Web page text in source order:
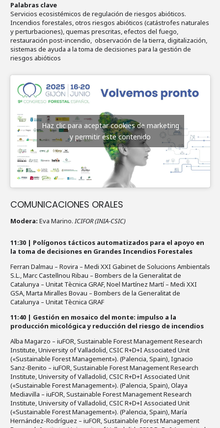
Palabras clave
Servicios ecosistémicos de regulación de riesgos abióticos.
Incendios forestales, otros riesgos abióticos (catástrofes naturales
y perturbaciones), quemas prescritas, efectos del fuego,
restauración post-incendio, observación de la tierra, digitalización,
sistemas de ayuda a la toma de decisiones para la gestión de
riesgos abióticos
Haz clic para aceptar cookies de marketing
y permitir este contenido
COMUNICACIONES ORALES
Modera: Eva Marino.ICIFOR (INIA-CSIC)
11:30 | Polígonos tácticos automatizados para el apoyo en
la toma de decisiones en Grandes Incendios Forestales
Ferran Dalmau – Rovira – Medi XXI Gabinet de Solucions Ambientals
S.L., Marc Castellnou Ribau – Bombers de la Generalitat de
Catalunya – Unitat Tècnica GRAF, Noel Martínez Martí – Medi XXI
GSA, Marta Miralles Bovau – Bombers de la Generalitat de
Catalunya – Unitat Tècnica GRAF
11:40 | Gestión en mosaico del monte: impulso a la
producción micológica y reducción del riesgo de incendios
Alba Magarzo – iuFOR, Sustainable Forest Management Research
Institute, University of Valladolid, CSIC R+D+I Associated Unit
(«Sustainable Forest Management»). (Palencia, Spain), Ignacio
Sanz-Benito – iuFOR, Sustainable Forest Management Research
Institute, University of Valladolid, CSIC R+D+I Associated Unit
(«Sustainable Forest Management»). (Palencia, Spain), Olaya
Mediavilla – iuFOR, Sustainable Forest Management Research
Institute, University of Valladolid, CSIC R+D+I Associated Unit
(«Sustainable Forest Management»). (Palencia, Spain), María
Hernández-Rodríguez – iuFOR, Sustainable Forest Management